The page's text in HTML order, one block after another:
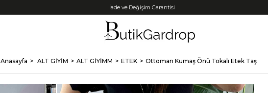
Tüm Kredi Kartlarına +12 Taksit İmkanı!
Anasayfa ALT GİYİM ALT GİYİMM ETEK Ottoman Kumaş Önü Tokalı Etek Taş